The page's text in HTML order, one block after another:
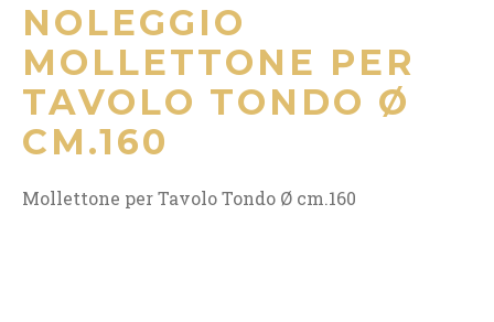
NOLEGGIO
MOLLETTONE PER
TAVOLO TONDO Ø
CM.160
Mollettone per Tavolo Tondo Ø cm.160